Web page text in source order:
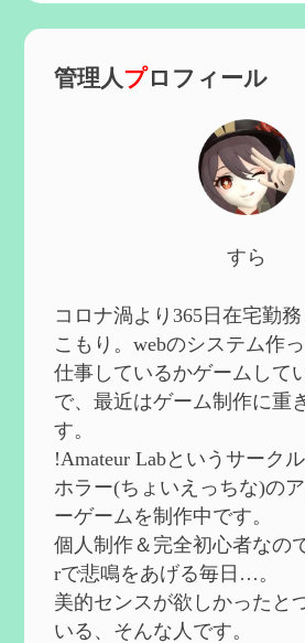
第６０回 炎神マーヴィカ
第５９回 アチーブメント
を作成
第５８回 集敵以外のすべ
ったサポーターシロネンの
2024/09/02
第５７回 アチーブメント
を手に入れたい
を作成
2024/09/02
第５６回 ムアラニの簡易
ど【0~1凸】
2024/08/11
第５５回 【無凸無モチ】
てみた感想を作成
2024/06/26
第４９回 フリーナの簡易
ションについての検証を更
2024/05/12
管理人プロフィール
すら
コロナ渦より365日在宅勤
こもり。webのシステム作っ
仕事しているかゲームして
で、最近はゲーム制作に重
す。
!Amateur Labというサーク
ホラー(ちょいえっちな)の
ーゲームを制作中です。
個人制作＆完全初心者なの
rで悲鳴をあげる毎日…。
美的センスが欲しかったと
いる、そんな人です。